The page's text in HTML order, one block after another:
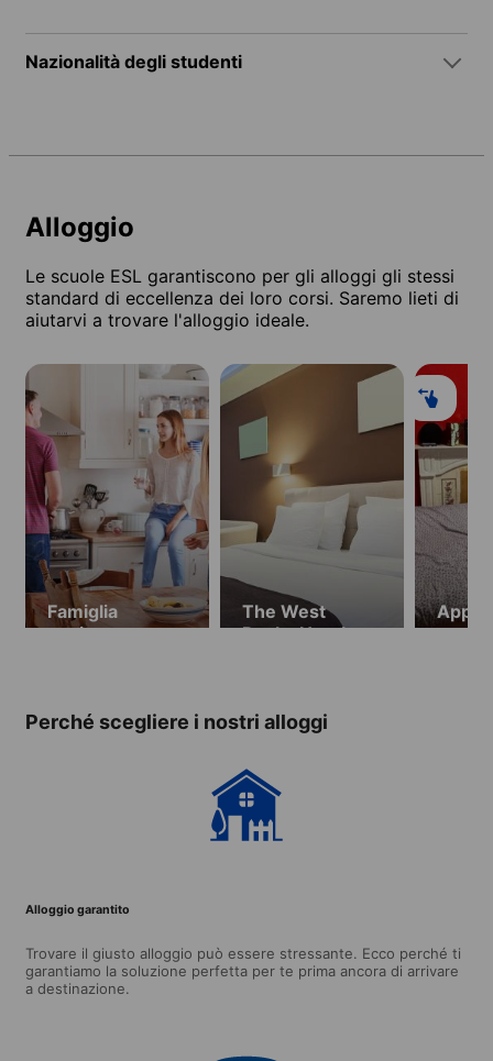
Nazionalità degli studenti
Alloggio
Le scuole ESL garantiscono per gli alloggi gli stessi
standard di eccellenza dei loro corsi. Saremo lieti di
aiutarvi a trovare l'alloggio ideale.
Famiglia
ospitante
The West
Rocks Hotel
Perché scegliere i nostri alloggi
Alloggio garantito
Trovare il giusto alloggio può essere stressante. Ecco perché ti
garantiamo la soluzione perfetta per te prima ancora di arrivare
a destinazione.